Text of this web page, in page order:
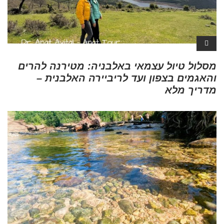
מסלול טיול עצמאי באלבניה: מטירנה להרים
והאגמים בצפון ועד לריביירה האלבנית –
מדריך מלא